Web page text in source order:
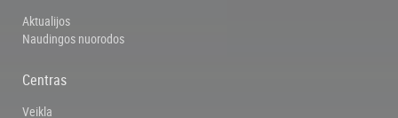
Aktualijos
Naudingos nuorodos
Centras
Veikla